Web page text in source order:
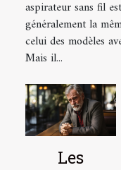
sans sacs ?
aspirateur sans fil est
généralement la
celui des modèles
Mais il...
Les